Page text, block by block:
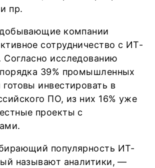
пр.
компании
сотрудничество с ИТ-
исследованию
39% промышленных
инвестировать в
ПО, из них 16% уже
проекты с
популярность ИТ-
называют аналитики, —